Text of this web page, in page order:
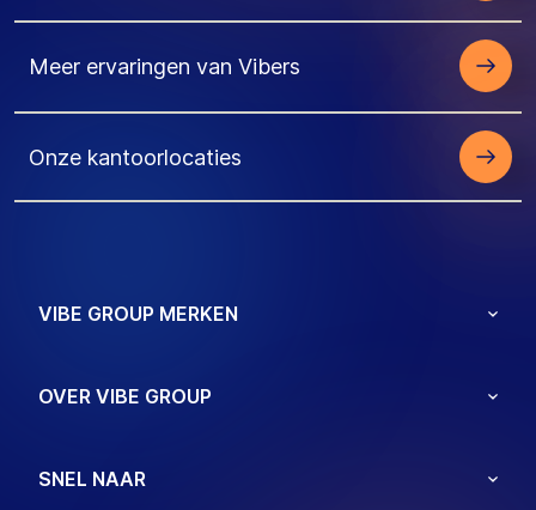
Meer ervaringen van Vibers
Onze kantoorlocaties
VIBE GROUP MERKEN
OVER VIBE GROUP
SNEL NAAR